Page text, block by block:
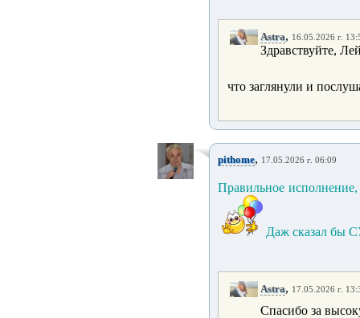
Astra, 16.05.2026 г.
Здравствуйте,
что заглянули и
pithome, 17.05.2026 г. 06:09
Правильное
Даж сказал бы
Astra, 17.05.2026 г.
Спасибо за